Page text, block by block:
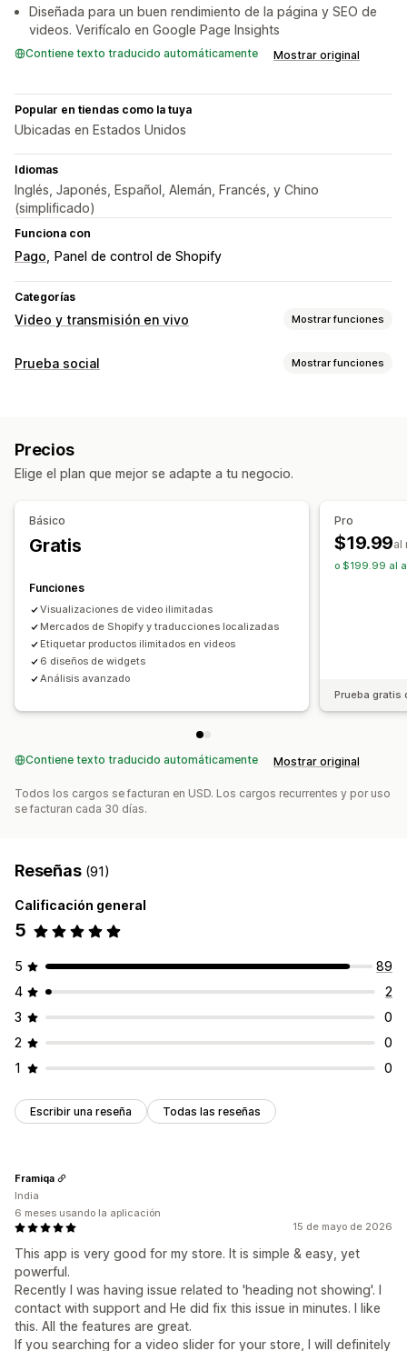
Diseñada para un buen rendimiento de la página y SEO de
videos. Verifícalo en Google Page Insights
Contiene texto traducido automáticamente Mostrar original
Popular en tiendas como la tuya
Ubicadas en Estados Unidos
Idiomas
Inglés, Japonés, Español, Alemán, Francés, y Chino
(simplificado)
Funciona con
Pago Panel de control de Shopify
Categorías
Video y transmisión en vivo Mostrar funciones
Gestión de videos
Informes y estadísticas
Plantillas de videos
Reproductor de video
Ventanas emergentes
Adaptación a dispositivos móviles
Prueba social Mostrar funciones
Vistas de productos
Productos favoritos
Enlaces de redes sociales
Seguimiento de interacción
Precios
Elige el plan que mejor se adapte a tu negocio.
Básico
Gratis
Funciones
Visualizaciones de video ilimitadas
Mercados de Shopify y traducciones localizadas
Etiquetar productos ilimitados en videos
6 diseños de widgets
Análisis avanzado
Pro
$19.99al
o $199.99 al
Prueba gratis
Contiene texto traducido automáticamente Mostrar original
Todos los cargos se facturan en USD. Los cargos recurrentes y por uso
se facturan cada 30 días.
Reseñas (91)
Calificación general
5
5
89
4
2
3
0
2
0
1
0
Escribir una reseña Todas las reseñas
15 de mayo de 2026
This app is very good for my store. It is simple & easy, yet
powerful.
Recently I was having issue related to 'heading not showing'. I
contact with support and He did fix this issue in minutes. I like
this. All the features are great.
If you searching for a video slider for your store, I will definitely
Framiqa
India
6 meses usando la aplicación